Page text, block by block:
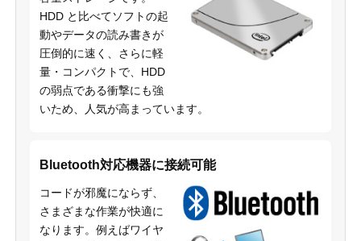
HDD と比べてソフトの起
動やデータの読み書きが
圧倒的に速く、さらに軽
量・コンパクトで、HDD
の弱点である衝撃にも強
いため、人気が高まっています。
Bluetooth対応機器に接続可能
コードが邪魔にならず、
さまざまな作業が快適に
なります。例えばワイヤ